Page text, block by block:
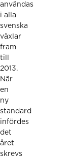
användas
i alla
svenska
växlar
fram
till
2013.
När
en
ny
standard
infördes
det
året
skrevs